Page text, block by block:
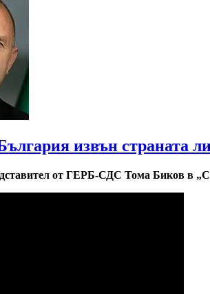
извън страната
от ГЕРБ-СДС Тома Биков в